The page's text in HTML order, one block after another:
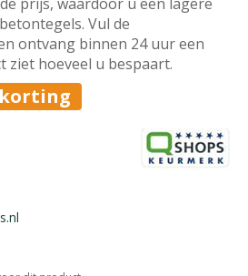
Vul de
ontvang binnen 24 uur een
ziet hoeveel u bespaart.